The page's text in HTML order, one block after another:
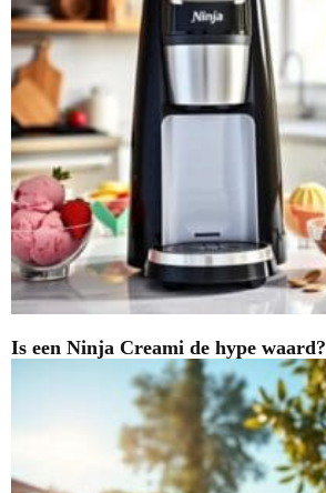
Is een Ninja Creami de hype waard?